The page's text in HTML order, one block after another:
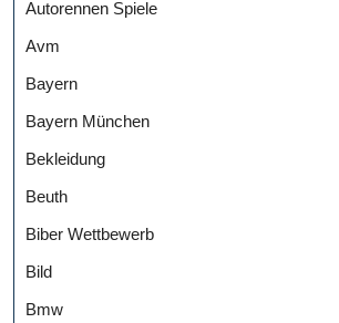
Autorennen Spiele
Avm
Bayern
Bayern München
Bekleidung
Beuth
Biber Wettbewerb
Bild
Bmw